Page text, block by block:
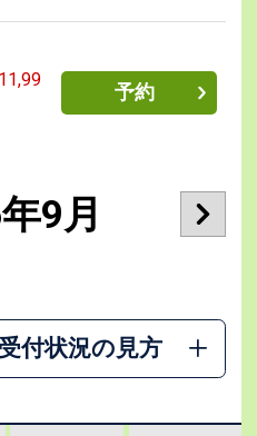
予約
9月
付状況の見方